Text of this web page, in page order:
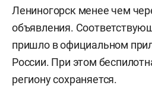
Лениногорск менее чем
объявления.
пришло в официальном
России. При этом
региону сохраняется.